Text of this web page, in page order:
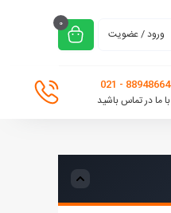
ورود / عضویت
0
88948664 - 021
با ما در تماس باشید